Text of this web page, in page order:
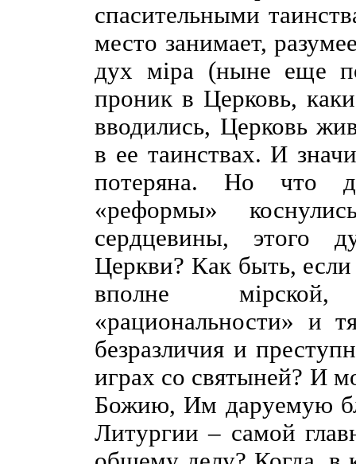
спасительными
место занимает,
дух мiра (ныне еще
проник в Церковь,
вводились, Церковь
в ее таинствах. И
потеряна. Но что
«реформы»
сердцевины, этого
Церкви? Как быть,
вполне мiрской,
«рациональности» и
безразличия и
играх со святыней? И
Божию, Им даруемую
Литургии – самой